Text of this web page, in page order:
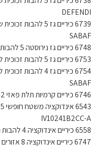
DEFENDI
SABAF
6748 כיריים גז נירוסטה 5 להבות 75 ס"מ MIDEA 75SP005
6753 כיריים גז 5 להבות זכוכית לבנה MIDEA 75GP503-W
SABAF
6746 כיריים קרמיות תלת פאזי MIDEA MC-6F6002R242
IV10241B2CC-A
6558 כיריים אינדוקציה 4 להבות חד פאזי MIDEA MC-IF3518G4S
6747 כיריים אינדוקציה 8 אזורים MIDEA MC-6F74A0H558 FULL FLEX